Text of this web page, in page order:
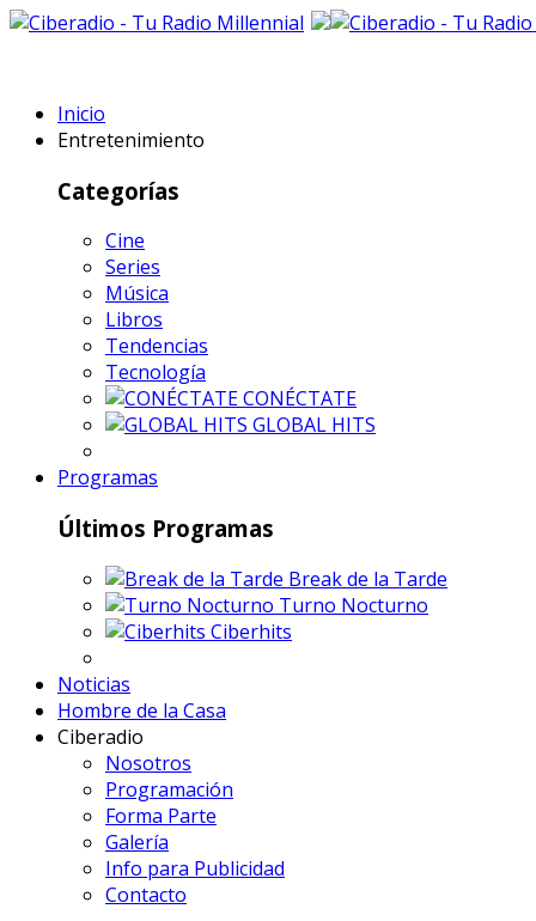
Inicio
Entretenimiento
Categorías
Cine
Series
Música
Libros
Tendencias
Tecnología
CONÉCTATE
GLOBAL HITS
Programas
Últimos Programas
Break de la Tarde
Turno Nocturno
Ciberhits
Noticias
Hombre de la Casa
Ciberadio
Nosotros
Programación
Forma Parte
Galería
Info para Publicidad
Contacto